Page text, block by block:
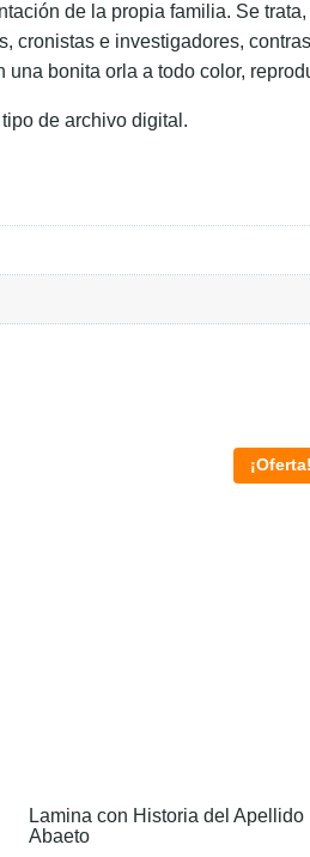
de la propia familia. Se
e investigadores,
bonita orla a todo color,
de archivo digital.
¡Oferta!
Lamina con Historia del Apellido
Abaeto